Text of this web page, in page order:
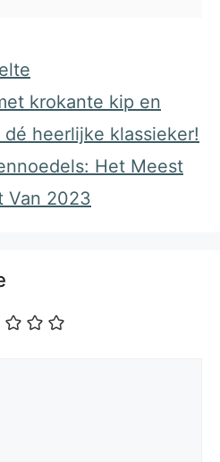
krokante kip en
dé heerlijke klassieker!
Het Meest
Van 2023